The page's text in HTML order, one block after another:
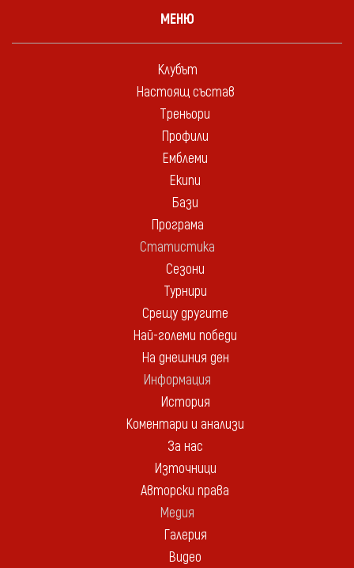
МЕНЮ
Клубът
Настоящ състав
Треньори
Профили
Емблеми
Екипи
Бази
Програма
Статистика
Сезони
Турнири
Срещу другите
Най-големи победи
На днешния ден
Информация
История
Коментари и анализи
За нас
Източници
Авторски права
Медия
Галерия
Видео